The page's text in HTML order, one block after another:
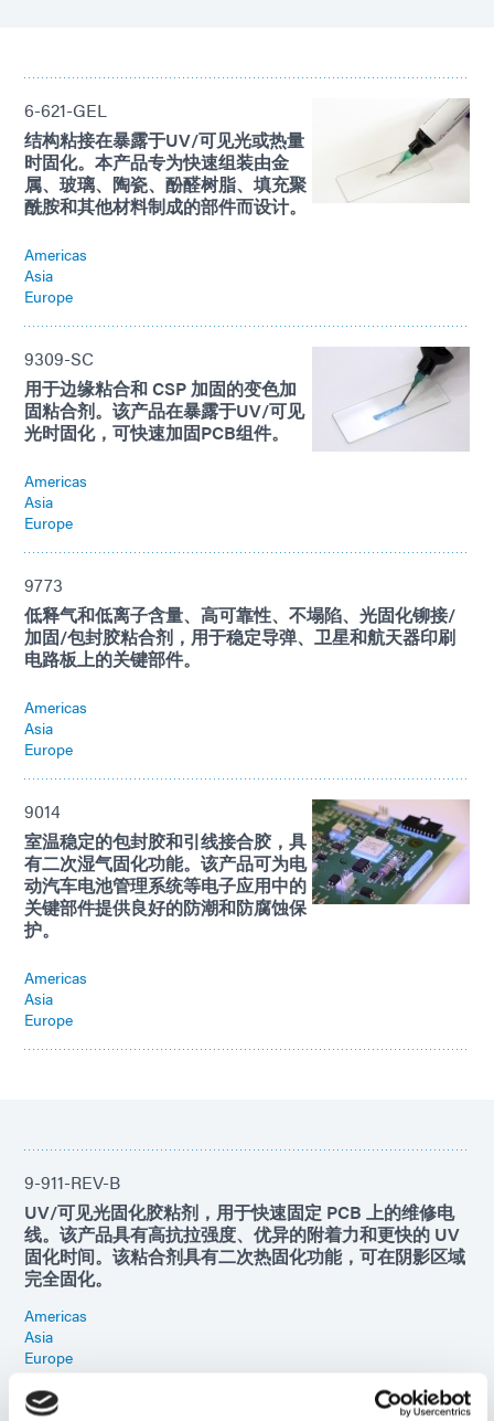
6-621-GEL
结构粘接在暴露于UV/可见光或热量
时固化。本产品专为快速组装由金
属、玻璃、陶瓷、酚醛树脂、填充聚
酰胺和其他材料制成的部件而设计。
Americas
Asia
Europe
9309-SC
用于边缘粘合和 CSP 加固的变色加
固粘合剂。该产品在暴露于UV/可见
光时固化，可快速加固PCB组件。
Americas
Asia
Europe
9773
低释气和低离子含量、高可靠性、不塌陷、光固化铆接/
加固/包封胶粘合剂，用于稳定导弹、卫星和航天器印刷
电路板上的关键部件。
Americas
Asia
Europe
9014
室温稳定的包封胶和引线接合胶，具
有二次湿气固化功能。该产品可为电
动汽车电池管理系统等电子应用中的
关键部件提供良好的防潮和防腐蚀保
护。
Americas
Asia
Europe
9-911-REV-B
UV/可见光固化胶粘剂，用于快速固定 PCB 上的维修电
线。该产品具有高抗拉强度、优异的附着力和更快的 UV
固化时间。该粘合剂具有二次热固化功能，可在阴影区域
完全固化。
Americas
Asia
Europe